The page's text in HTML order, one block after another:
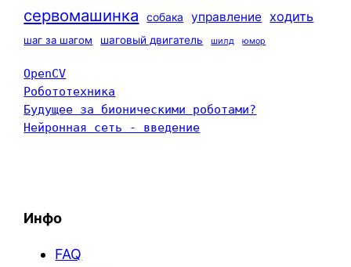
сервомашинка собака управление ходить
шаг за шагом шаговый двигатель шилд юмор
OpenCV
Робототехника
Будущее за бионическими роботами?
Нейронная сеть - введение
Инфо
FAQ